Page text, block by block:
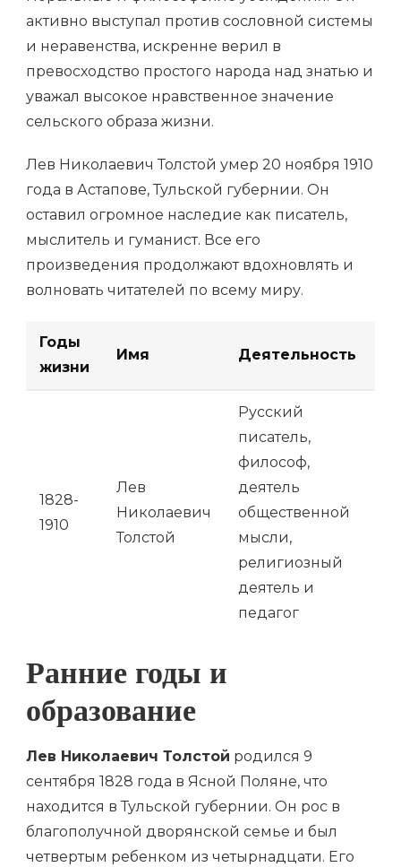
активно выступал против сословной системы
и неравенства, искренне верил в
превосходство простого народа над знатью и
уважал высокое нравственное значение
сельского образа жизни.
Лев Николаевич Толстой умер 20 ноября 1910
года в Астапове, Тульской губернии. Он
оставил огромное наследие как писатель,
мыслитель и гуманист. Все его
произведения продолжают вдохновлять и
волновать читателей по всему миру.
Годы
жизни
Имя Деятельность
1828-
1910
Лев
Николаевич
Толстой
Русский
писатель,
философ,
деятель
общественной
мысли,
религиозный
деятель и
педагог
Ранние годы и
образование
Лев Николаевич Толстой родился 9
сентября 1828 года в Ясной Поляне, что
находится в Тульской губернии. Он рос в
благополучной дворянской семье и был
четвертым ребенком из четырнадцати. Его